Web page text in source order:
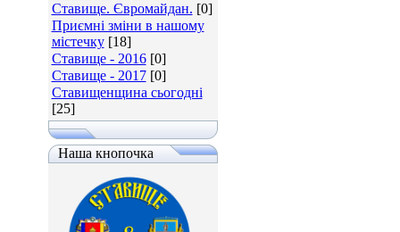
Ставище. Євромайдан. [0]
Приємні зміни в нашому
містечку [18]
Ставище - 2016 [0]
Ставище - 2017 [0]
Ставищенщина сьогодні
[25]
Наша кнопочка